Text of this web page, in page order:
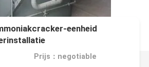
eenheid
Prijs：negotiable